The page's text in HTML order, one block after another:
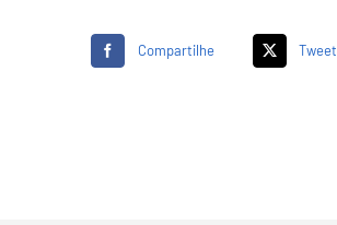
Compartilhe Tweet